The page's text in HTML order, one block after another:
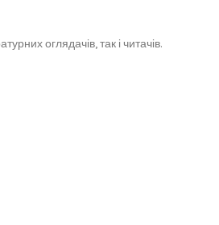
оглядачів, так і читачів.